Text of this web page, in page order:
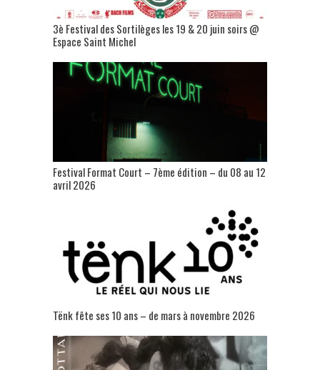
3è Festival des Sortilèges les 19 & 20 juin soirs @
Espace Saint Michel
Festival Format Court – 7ème édition – du 08 au 12
avril 2026
Tënk fête ses 10 ans – de mars à novembre 2026